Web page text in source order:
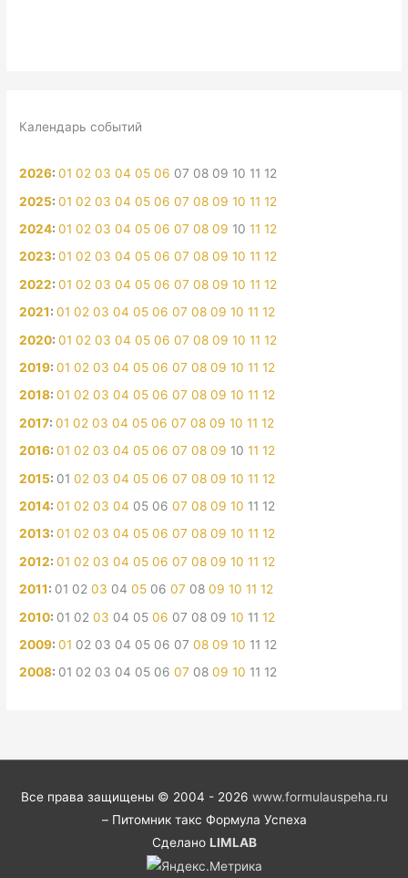
Календарь событий
2026:01 02 03 04 05 06 07 08 09 10 11 12
2025:01 02 03 04 05 06 07 08 09 10 11 12
2024:01 02 03 04 05 06 07 08 09 10 11 12
2023:01 02 03 04 05 06 07 08 09 10 11 12
2022:01 02 03 04 05 06 07 08 09 10 11 12
2021:01 02 03 04 05 06 07 08 09 10 11 12
2020:01 02 03 04 05 06 07 08 09 10 11 12
2019:01 02 03 04 05 06 07 08 09 10 11 12
2018:01 02 03 04 05 06 07 08 09 10 11 12
2017:01 02 03 04 05 06 07 08 09 10 11 12
2016:01 02 03 04 05 06 07 08 09 10 11 12
2015: 01 02 03 04 05 06 07 08 09 10 11 12
2014:01 02 03 04 05 06 07 08 09 10 11 12
2013:01 02 03 04 05 06 07 08 09 10 11 12
2012:01 02 03 04 05 06 07 08 09 10 11 12
2011: 01 02 03 04 05 06 07 08 09 10 11 12
2010: 01 02 03 04 05 06 07 08 09 10 11 12
2009:01 02 03 04 05 06 07 08 09 10 11 12
2008: 01 02 03 04 05 06 07 08 09 10 11 12
Все права защищены © 2004 - 2026 www.formulauspeha.ru
– Питомник такс Формула Успеха
Сделано LIMLAB